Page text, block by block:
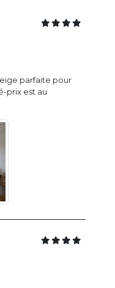
parfaite pour
prix est au